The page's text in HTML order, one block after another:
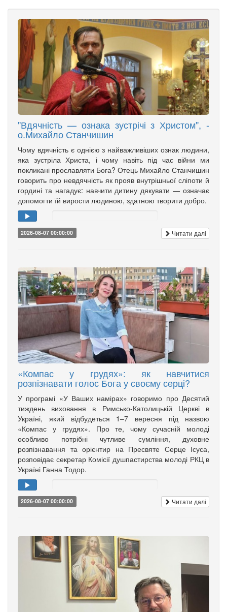
"Вдячність — ознака зустрічі з Христом", -
о.Михайло Станчишин
Чому вдячність є однією з найважливіших ознак людини,
яка зустріла Христа, і чому навіть під час війни ми
покликані прославляти Бога? Отець Михайло Станчишин
говорить про невдячність як прояв внутрішньої сліпоти й
гордині та нагадує: навчити дитину дякувати — означає
допомогти їй вирости людиною, здатною творити добро.
2026-08-07 00:00:00 Читати далі
«Компас у грудях»: як навчитися
розпізнавати голос Бога у своєму серці?
У програмі «У Ваших намірах» говоримо про Десятий
тиждень виховання в Римсько-Католицькій Церкві в
Україні, який відбудеться 1–7 вересня під назвою
«Компас у грудях». Про те, чому сучасній молоді
особливо потрібні чутливе сумління, духовне
розпізнавання та орієнтир на Пресвяте Серце Ісуса,
розповідає секретар Комісії душпастирства молоді РКЦ в
Україні Ганна Тодор.
2026-08-07 00:00:00 Читати далі